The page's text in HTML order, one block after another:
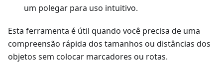
um polegar para uso intuitivo.
Esta ferramenta é útil quando você precisa de uma
compreensão rápida dos tamanhos ou distâncias dos
objetos sem colocar marcadores ou rotas.